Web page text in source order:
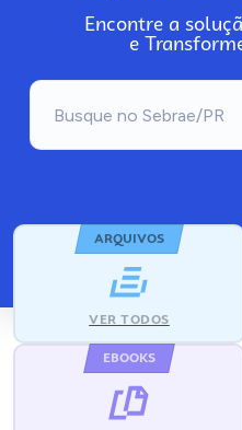
Encontre a
e
ARQUIVOS
VER TODOS
EBOOKS